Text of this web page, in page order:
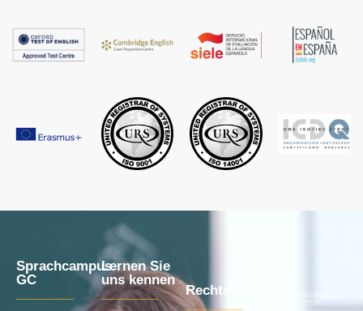
Sprachcampus
GC
Lernen Sie
uns kennen
Rechtstexte